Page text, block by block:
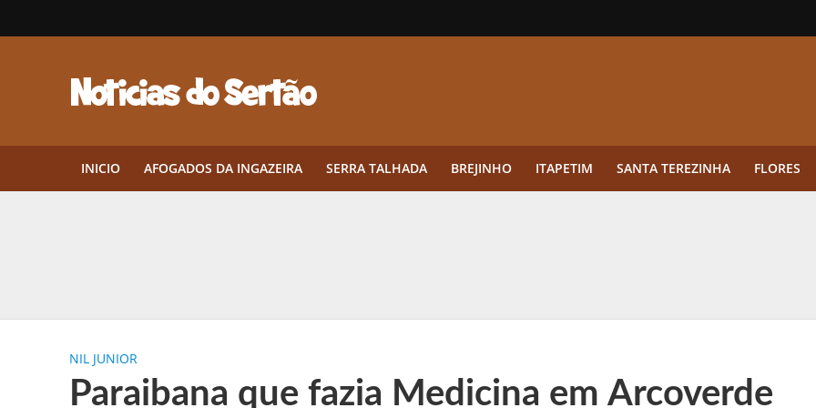
INICIO AFOGADOS DA INGAZEIRA SERRA TALHADA BREJINHO ITAPETIM SANTA TEREZINHA FLORES
Twin lança torneio semanal “Mestres das Rodadas” focado em multiplicadores
NIL JUNIOR
Paraibana que fazia Medicina em Arcoverde